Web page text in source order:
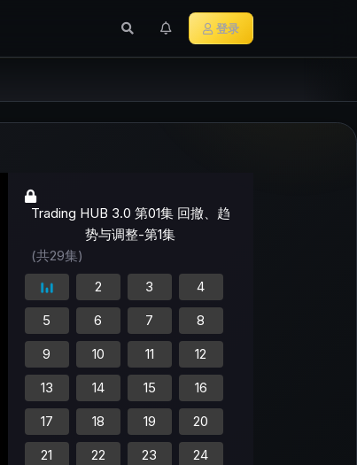
登录
Trading HUB 3.0 第01集 回撤、趋
势与调整-第1集
(共29集)
2
3
4
5
6 7
8
9
10 11
12
13
14 15
16
17
18 19
20
21
22 23
24